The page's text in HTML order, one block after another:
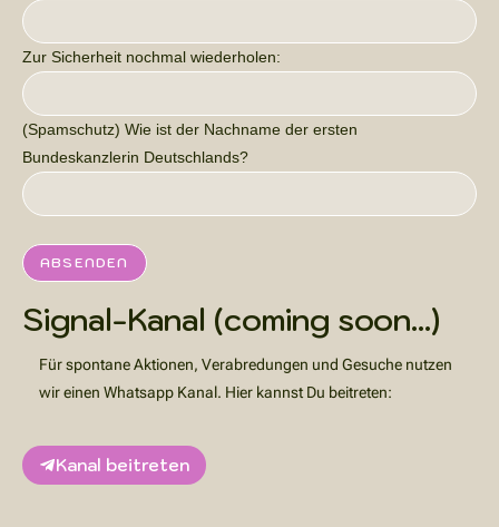
Zur Sicherheit nochmal wiederholen:
(Spamschutz) Wie ist der Nachname der ersten
Bundeskanzlerin Deutschlands?
Signal-Kanal (coming soon...)
Für spontane Aktionen, Verabredungen und Gesuche nutzen
wir einen Whatsapp Kanal. Hier kannst Du beitreten:
Kanal beitreten